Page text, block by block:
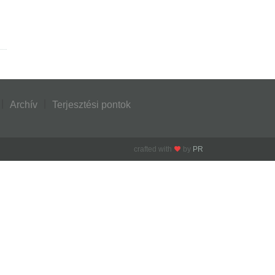
Archív Terjesztési pontok
crafted with by PR